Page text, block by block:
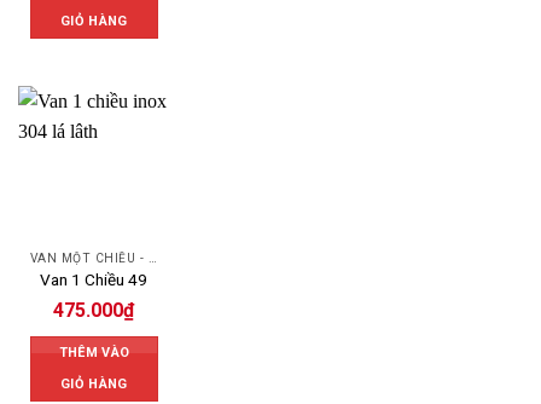
GIỎ HÀNG
Van 1 Chiều 49
475.000₫
THÊM VÀO
GIỎ HÀNG